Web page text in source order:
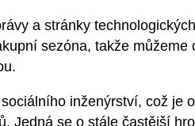
a stránky
sezóna, takže můžeme
inženýrství, což je
Jedná se o stále častější